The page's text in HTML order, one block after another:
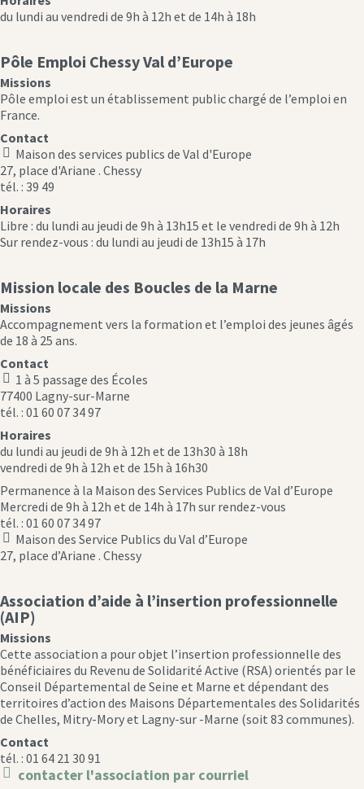
du lundi au vendredi de 9h à 12h et de 14h à 18h
Pôle Emploi Chessy Val d’Europe
Missions
Pôle emploi est un établissement public chargé de l’emploi en
France.
Contact
location
icon
Maison des services publics de Val d'Europe
27, place d'Ariane . Chessy
tél. : 39 49
Horaires
Libre : du lundi au jeudi de 9h à 13h15 et le vendredi de 9h à 12h
Sur rendez-vous : du lundi au jeudi de 13h15 à 17h
Mission locale des Boucles de la Marne
Missions
Accompagnement vers la formation et l’emploi des jeunes âgés
de 18 à 25 ans.
Contact
location
icon
1 à 5 passage des Écoles
77400 Lagny-sur-Marne
tél. : 01 60 07 34 97
Horaires
du lundi au jeudi de 9h à 12h et de 13h30 à 18h
vendredi de 9h à 12h et de 15h à 16h30
Permanence à la Maison des Services Publics de Val d’Europe
Mercredi de 9h à 12h et de 14h à 17h sur rendez-vous
tél. : 01 60 07 34 97
location
icon
Maison des Service Publics du Val d’Europe
27, place d’Ariane . Chessy
Association d’aide à l’insertion professionnelle
(AIP)
Missions
Cette association a pour objet l’insertion professionnelle des
bénéficiaires du Revenu de Solidarité Active (RSA) orientés par le
Conseil Départemental de Seine et Marne et dépendant des
territoires d’action des Maisons Départementales des Solidarités
de Chelles, Mitry-Mory et Lagny-sur -Marne (soit 83 communes).
Contact
tél. : 01 64 21 30 91
contacter l'association par courriel